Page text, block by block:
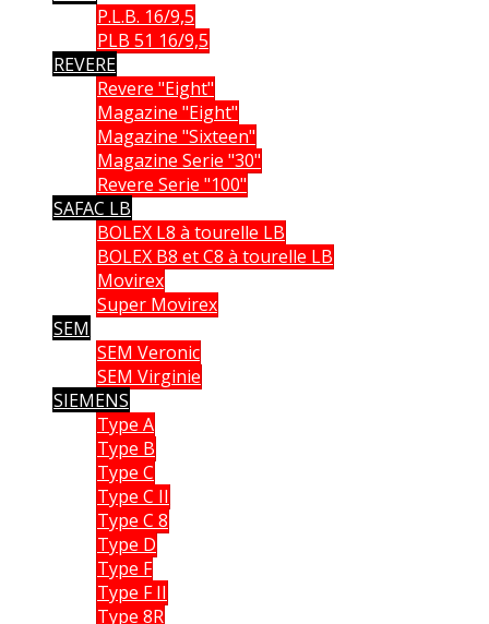
P.L.B. 16/9,5
PLB 51 16/9,5
REVERE
Revere "Eight"
Magazine "Eight"
Magazine "Sixteen"
Magazine Serie "30"
Revere Serie "100"
SAFAC LB
BOLEX L8 à tourelle LB
BOLEX B8 et C8 à tourelle LB
Movirex
Super Movirex
SEM
SEM Veronic
SEM Virginie
SIEMENS
Type A
Type B
Type C
Type C II
Type C 8
Type D
Type F
Type F II
Type 8R